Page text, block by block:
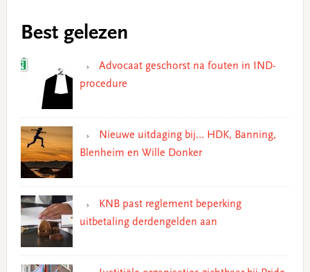
Best gelezen
Advocaat geschorst na fouten in IND-
procedure
Nieuwe uitdaging bij… HDK, Banning,
Blenheim en Wille Donker
KNB past reglement beperking
uitbetaling derdengelden aan